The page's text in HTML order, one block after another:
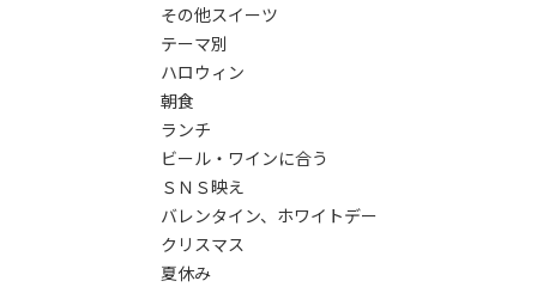
その他スイーツ
テーマ別
ハロウィン
朝食
ランチ
ビール・ワインに合う
ＳＮＳ映え
バレンタイン、ホワイトデー
クリスマス
夏休み